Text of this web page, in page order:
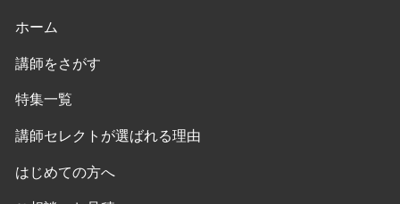
ホーム
講師をさがす
特集一覧
講師セレクトが選ばれる理由
はじめての方へ